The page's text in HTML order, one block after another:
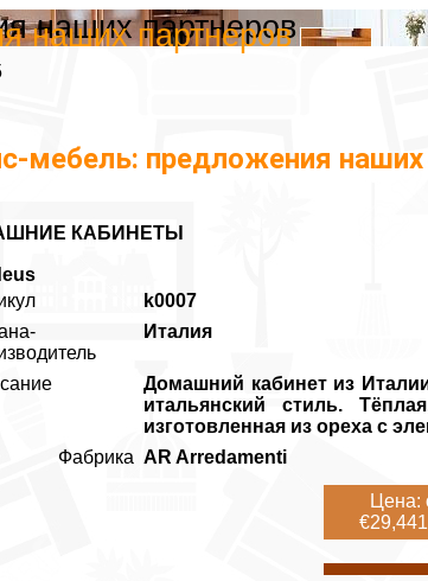
наших партнеров
наших партнеров
мебель: предложения наших
КАБИНЕТЫ
k0007
Италия
Домашний кабинет из
итальянский стиль.
изготовленная из ореха с
Фабрика AR Arredamenti
Цена: